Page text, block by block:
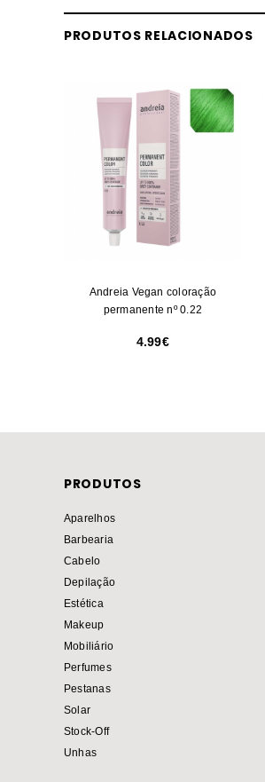
PRODUTOS RELACIONADOS
Andreia Vegan coloração
permanente nº 0.22
4.99
PRODUTOS
Aparelhos
Barbearia
Cabelo
Depilação
Estética
Makeup
Mobiliário
Perfumes
Pestanas
Solar
Stock-Off
Unhas